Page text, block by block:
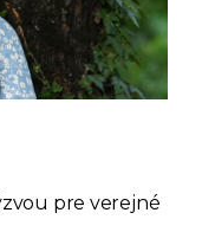
pre verejné